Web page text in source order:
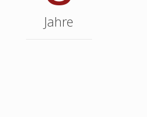
Jahre